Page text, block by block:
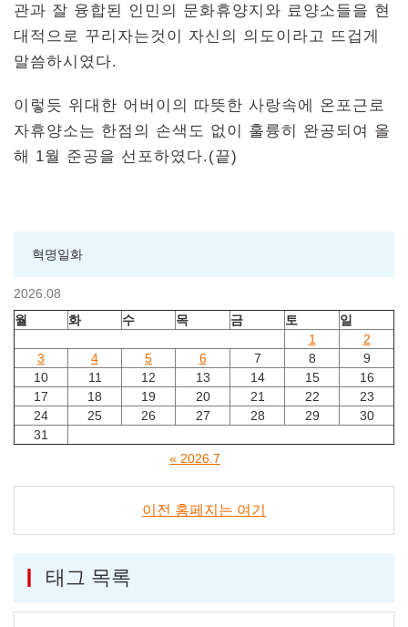
관과 잘 융합된 인민의 문화휴양지와 료양소들을 현
대적으로 꾸리자는것이 자신의 의도이라고 뜨겁게
말씀하시였다.
이렇듯 위대한 어버이의 따뜻한 사랑속에 온포근로
자휴양소는 한점의 손색도 없이 훌륭히 완공되여 올
해 1월 준공을 선포하였다.(끝)
혁명일화
2026.08
월
화 수 목 금 토
일
1
2
3
4 5 6 7 8
9
10
11 12 13 14 15
16
17
18 19 20 21 22
23
24
25 26 27 28 29
30
31
« 2026.7
이전 홈페지는 여기
태그 목록